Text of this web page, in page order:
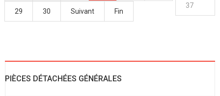
29 30 Suivant Fin
37
PIÈCES DÉTACHÉES GÉNÉRALES